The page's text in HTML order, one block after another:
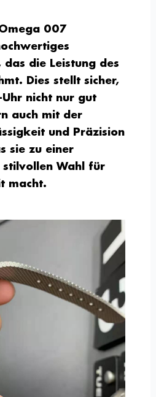
007
die Leistung des
Dies stellt sicher,
nicht nur gut
auch mit der
und Präzision
sie zu einer
stilvollen Wahl für
macht.